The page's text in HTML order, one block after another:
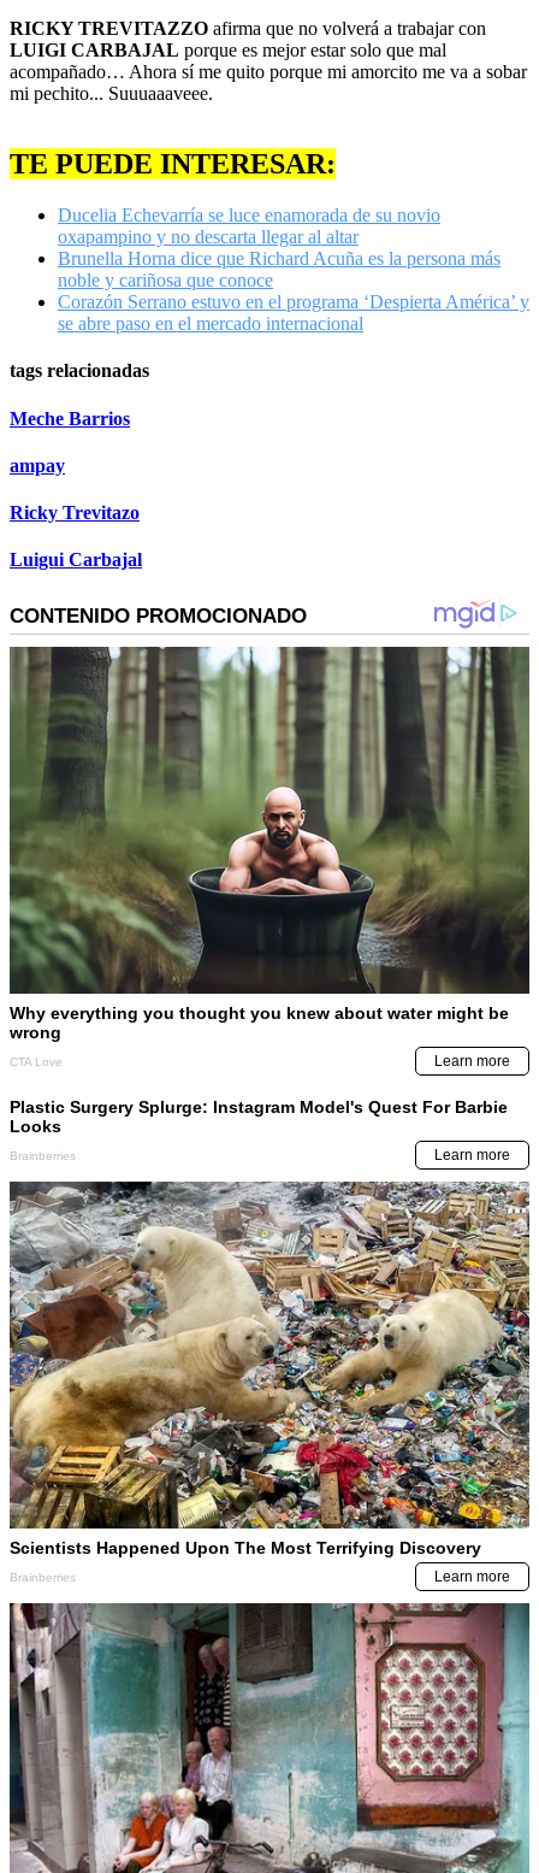
RICKY TREVITAZZO afirma que no volverá a trabajar con
LUIGI CARBAJAL porque es mejor estar solo que mal
acompañado… Ahora sí me quito porque mi amorcito me va a sobar
mi pechito... Suuuaaaveee.
TE PUEDE INTERESAR:
Ducelia Echevarría se luce enamorada de su novio
oxapampino y no descarta llegar al altar
Brunella Horna dice que Richard Acuña es la persona más
noble y cariñosa que conoce
Corazón Serrano estuvo en el programa ‘Despierta América’ y
se abre paso en el mercado internacional
tags relacionadas
Meche Barrios
ampay
Ricky Trevitazo
Luigui Carbajal